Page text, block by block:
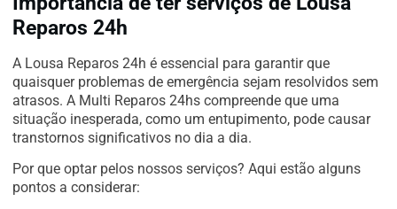
Reparos 24h
A Lousa Reparos 24h é essencial para garantir que
quaisquer problemas de emergência sejam resolvidos sem
atrasos. A Multi Reparos 24hs compreende que uma
situação inesperada, como um entupimento, pode causar
transtornos significativos no dia a dia.
Por que optar pelos nossos serviços? Aqui estão alguns
pontos a considerar: